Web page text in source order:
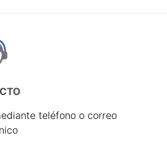
teléfono o correo